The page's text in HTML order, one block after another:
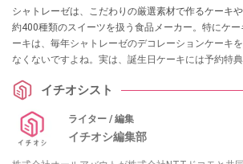
シャトレーゼは、こだわりの厳選素材で作るケーキ
約400種類のスイーツを扱う食品メーカー。特にケ
ーキは、毎年シャトレーゼのデコレーションケーキ
なくないですよね。実は、誕生日ケーキには予約特
ース）が無料でもらえるんです！ 今回は、シャトレ
ご紹介します。
イチオシスト
ライター / 編集
イチオシ編集部